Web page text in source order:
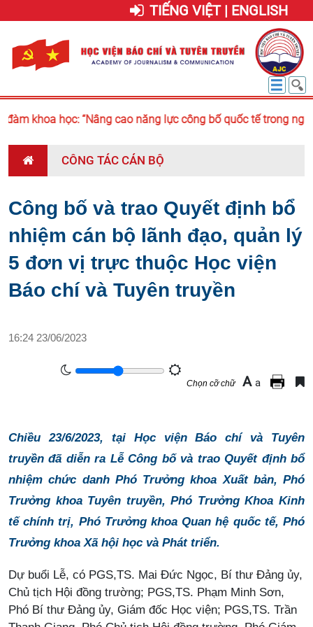
TIẾNG VIỆT | ENGLISH
khoa học: “Nâng cao năng lực công bố quốc tế trong
CÔNG TÁC CÁN BỘ
Công bố và trao Quyết định bổ
nhiệm cán bộ lãnh đạo, quản lý
5 đơn vị trực thuộc Học viện
Báo chí và Tuyên truyền
16:24 23/06/2023
Chọn cỡ chữ A a
Chiều 23/6/2023, tại Học viện Báo chí và Tuyên
truyền đã diễn ra Lễ Công bố và trao Quyết định bổ
nhiệm chức danh Phó Trưởng khoa Xuất bản, Phó
Trưởng khoa Tuyên truyền, Phó Trưởng Khoa Kinh
tế chính trị, Phó Trưởng khoa Quan hệ quốc tế, Phó
Trưởng khoa Xã hội học và Phát triển.
Dự buổi Lễ, có PGS,TS. Mai Đức Ngọc, Bí thư Đảng ủy,
Chủ tịch Hội đồng trường; PGS,TS. Phạm Minh Sơn,
Phó Bí thư Đảng ủy, Giám đốc Học viện; PGS,TS. Trần